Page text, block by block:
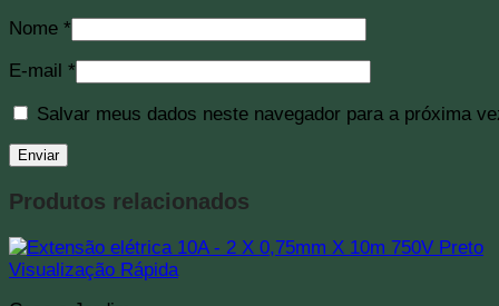
Nome *
E-mail *
Salvar meus dados neste navegador para a próxima
Produtos relacionados
Visualização Rápida